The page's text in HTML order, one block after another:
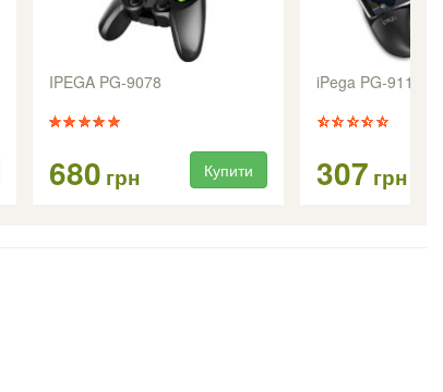
IPEGA PG-9078
680 грн Купити
iPega PG-9117
307 грн